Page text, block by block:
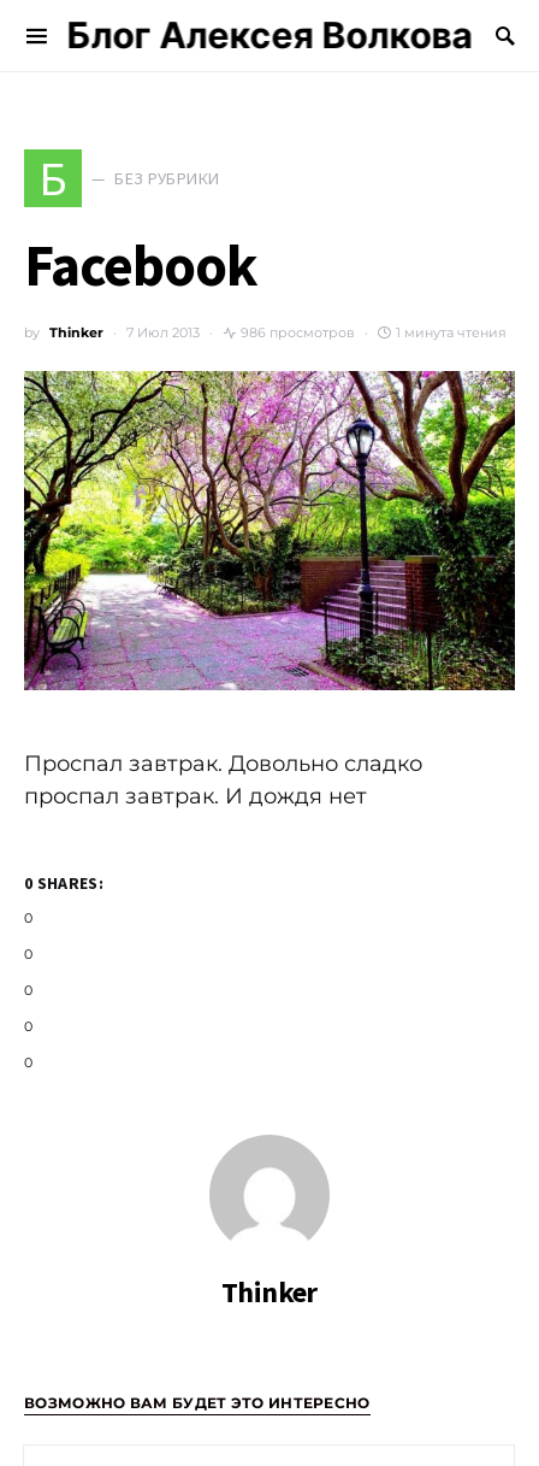
Блог Алексея Волкова
Search for:
Б БЕЗ РУБРИКИ
Facebook
by Thinker 7 Июл 2013 986 просмотров 1 минута чтения
Проспал завтрак. Довольно сладко
проспал завтрак. И дождя нет
0 SHARES:
0
0
0
0
0
Thinker
ВОЗМОЖНО ВАМ БУДЕТ ЭТО ИНТЕРЕСНО